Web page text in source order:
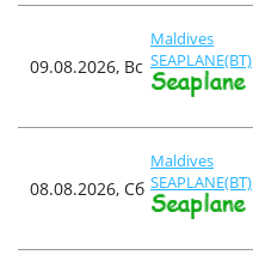
09.08.2026, Вс
Maldives
SEAPLANE(BT)
08.08.2026, Сб
Maldives
SEAPLANE(BT)